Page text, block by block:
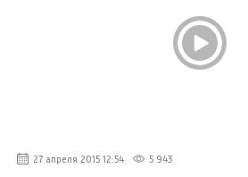
27 апреля 2015 12:54 5 943